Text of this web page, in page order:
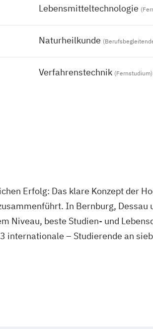
Lebensmitteltechnologie
Naturheilkunde
Verfahrenstechnik (Fernstudium)
Erfolg: Das klare Konzept der
In Bernburg, Dessau
Niveau, beste Studien- und
– Studierende an